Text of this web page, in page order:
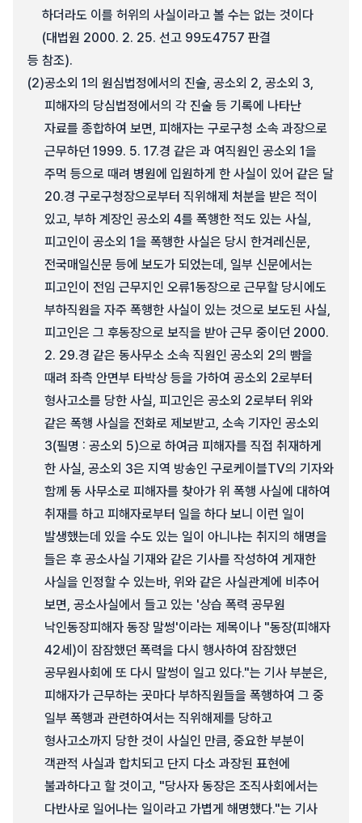
하더라도 이를 허위의 사실이라고 볼 수는 없는 것이다
(대법원 2000. 2. 25. 선고 99도4757 판결
등 참조).
(2)공소외 1의 원심법정에서의 진술, 공소외 2, 공소외 3,
피해자의 당심법정에서의 각 진술 등 기록에 나타난
자료를 종합하여 보면, 피해자는 구로구청 소속 과장으로
근무하던 1999. 5. 17.경 같은 과 여직원인 공소외 1을
주먹 등으로 때려 병원에 입원하게 한 사실이 있어 같은 달
20.경 구로구청장으로부터 직위해제 처분을 받은 적이
있고, 부하 계장인 공소외 4를 폭행한 적도 있는 사실,
피고인이 공소외 1을 폭행한 사실은 당시 한겨레신문,
전국매일신문 등에 보도가 되었는데, 일부 신문에서는
피고인이 전임 근무지인 오류1동장으로 근무할 당시에도
부하직원을 자주 폭행한 사실이 있는 것으로 보도된 사실,
피고인은 그 후동장으로 보직을 받아 근무 중이던 2000.
2. 29.경 같은 동사무소 소속 직원인 공소외 2의 뺨을
때려 좌측 안면부 타박상 등을 가하여 공소외 2로부터
형사고소를 당한 사실, 피고인은 공소외 2로부터 위와
같은 폭행 사실을 전화로 제보받고, 소속 기자인 공소외
3(필명 : 공소외 5)으로 하여금 피해자를 직접 취재하게
한 사실, 공소외 3은 지역 방송인 구로케이블TV의 기자와
함께 동 사무소로 피해자를 찾아가 위 폭행 사실에 대하여
취재를 하고 피해자로부터 일을 하다 보니 이런 일이
발생했는데 있을 수도 있는 일이 아니냐는 취지의 해명을
들은 후 공소사실 기재와 같은 기사를 작성하여 게재한
사실을 인정할 수 있는바, 위와 같은 사실관계에 비추어
보면, 공소사실에서 들고 있는 '상습 폭력 공무원
낙인동장피해자 동장 말썽'이라는 제목이나 "동장(피해자
42세)이 잠잠했던 폭력을 다시 행사하여 잠잠했던
공무원사회에 또 다시 말썽이 일고 있다."는 기사 부분은,
피해자가 근무하는 곳마다 부하직원들을 폭행하여 그 중
일부 폭행과 관련하여서는 직위해제를 당하고
형사고소까지 당한 것이 사실인 만큼, 중요한 부분이
객관적 사실과 합치되고 단지 다소 과장된 표현에
불과하다고 할 것이고, "당사자 동장은 조직사회에서는
다반사로 일어나는 일이라고 가볍게 해명했다."는 기사